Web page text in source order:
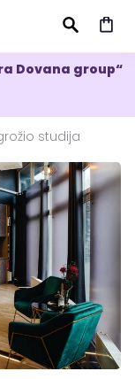
IEŠKOTI
Dovana group“
studija